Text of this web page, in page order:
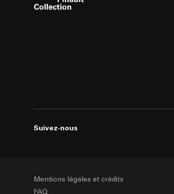
Suivez-nous
Mentions légales et crédits
FAQ